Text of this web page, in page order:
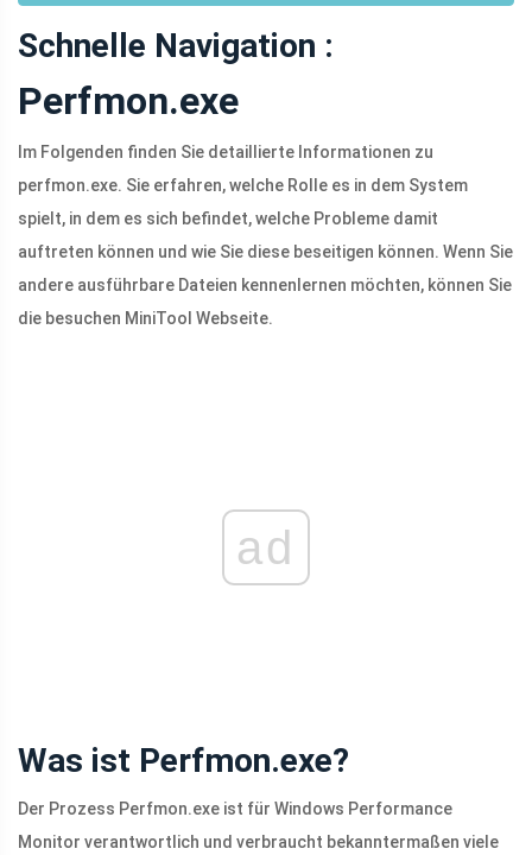
Schnelle Navigation :
Perfmon.exe
Im Folgenden finden Sie detaillierte Informationen zu
perfmon.exe. Sie erfahren, welche Rolle es in dem System
spielt, in dem es sich befindet, welche Probleme damit
auftreten können und wie Sie diese beseitigen können. Wenn Sie
andere ausführbare Dateien kennenlernen möchten, können Sie
die besuchen MiniTool Webseite.
ad
Was ist Perfmon.exe?
Der Prozess Perfmon.exe ist für Windows Performance
Monitor verantwortlich und verbraucht bekanntermaßen viele